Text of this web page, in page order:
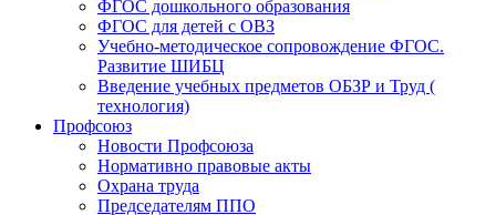
ФГОС дошкольного образования
ФГОС для детей с ОВЗ
Учебно-методическое сопровождение ФГОС.
Развитие ШИБЦ
Введение учебных предметов ОБЗР и Труд (
технология)
Профсоюз
Новости Профсоюза
Нормативно правовые акты
Охрана труда
Председателям ППО